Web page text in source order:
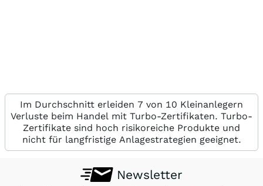
Im Durchschnitt erleiden 7 von 10 Kleinanlegern
Verluste beim Handel mit Turbo-Zertifikaten. Turbo-
Zertifikate sind hoch risikoreiche Produkte und
nicht für langfristige Anlagestrategien geeignet.
Newsletter